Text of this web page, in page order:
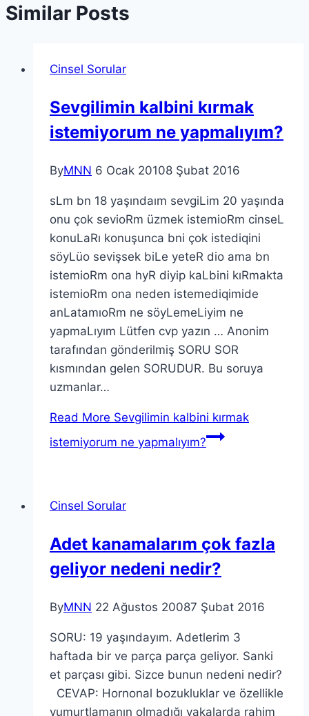
Similar Posts
Cinsel Sorular
Sevgilimin kalbini kırmak
istemiyorum ne yapmalıyım?
ByMNN 6 Ocak 20108 Şubat 2016
sLm bn 18 yaşındaım sevgiLim 20 yaşında
onu çok sevioRm üzmek istemioRm cinseL
konuLaRı konuşunca bni çok istediqini
söyLüo sevişsek biLe yeteR dio ama bn
istemioRm ona hyR diyip kaLbini kıRmakta
istemioRm ona neden istemediqimide
anLatamıoRm ne söyLemeLiyim ne
yapmaLıyım Lütfen cvp yazın … Anonim
tarafından gönderilmiş SORU SOR
kısmından gelen SORUDUR. Bu soruya
uzmanlar…
Read More Sevgilimin kalbini kırmak
istemiyorum ne yapmalıyım?
Cinsel Sorular
Adet kanamalarım çok fazla
geliyor nedeni nedir?
ByMNN 22 Ağustos 20087 Şubat 2016
SORU: 19 yaşındayım. Adetlerim 3
haftada bir ve parça parça geliyor. Sanki
et parçası gibi. Sizce bunun nedeni nedir?
CEVAP: Hornonal bozukluklar ve özellikle
yumurtlamanın olmadığı vakalarda rahim